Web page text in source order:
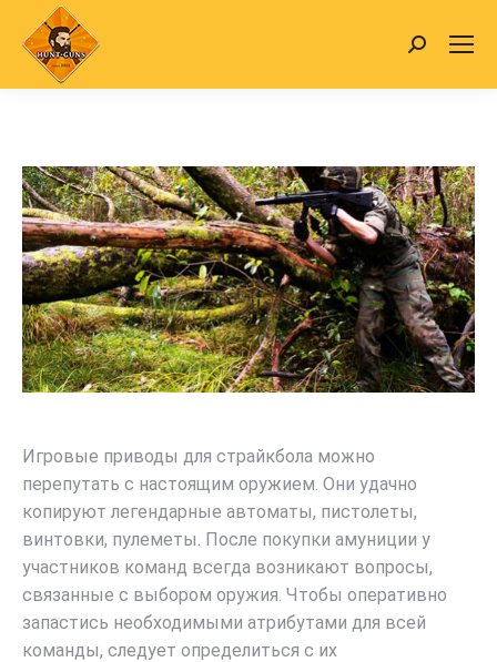
Search:
Игровые приводы для страйкбола можно
перепутать с настоящим оружием. Они удачно
копируют легендарные автоматы, пистолеты,
винтовки, пулеметы. После покупки амуниции у
участников команд всегда возникают вопросы,
связанные с выбором оружия. Чтобы оперативно
запастись необходимыми атрибутами для всей
команды, следует определиться с их